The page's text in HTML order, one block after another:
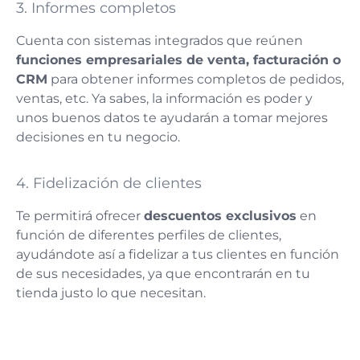
3. Informes completos
Cuenta con sistemas integrados que reúnen
funciones empresariales de venta, facturación o
CRM para obtener informes completos de pedidos,
ventas, etc. Ya sabes, la información es poder y
unos buenos datos te ayudarán a tomar mejores
decisiones en tu negocio.
4. Fidelización de clientes
Te permitirá ofrecer descuentos exclusivos en
función de diferentes perfiles de clientes,
ayudándote así a fidelizar a tus clientes en función
de sus necesidades, ya que encontrarán en tu
tienda justo lo que necesitan.